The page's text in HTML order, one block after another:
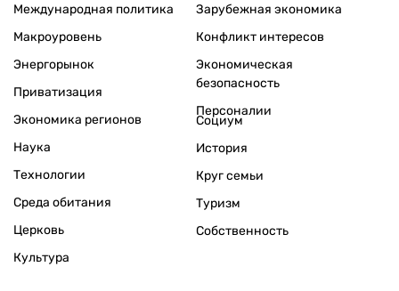
Международная политика
Макроуровень
Энергорынок
Приватизация
Экономика регионов
Зарубежная экономика
Конфликт интересов
Экономическая
безопасность
Персоналии
Наука
Технологии
Среда обитания
Церковь
Культура
Социум
История
Круг семьи
Туризм
Собственность